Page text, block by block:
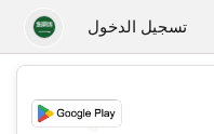
تسجيل الدخول
💖